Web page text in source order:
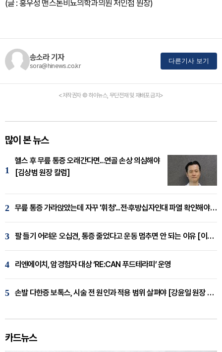
(글 : 홍우성 맨스톤비뇨의학과의원 처인점 원장)
송소라 기자
sora@hinews.co.kr
다른기사 보기
<저작권자 © 하이뉴스, 무단전재 및 재배포 금지>
많이 본 뉴스
1
헬스 후 무릎 통증 오래간다면...연골 손상 의심해야
[김상범 원장 칼럼]
2 무릎 통증 가라앉았는데 자꾸 '휘청'...전·후방십자인대 파열 확인해야 [곽우경 원장 칼럼]
3 팔 들기 어려운 오십견, 통증 줄었다고 운동 멈추면 안 되는 이유 [이병욱 원장 칼럼]
4 리엔에이치, 암경험자 대상 ‘RE:CAN 푸드테라피’ 운영
5 손발 다한증 보톡스, 시술 전 원인과 적용 범위 살펴야 [강윤일 원장 칼럼]
카드뉴스